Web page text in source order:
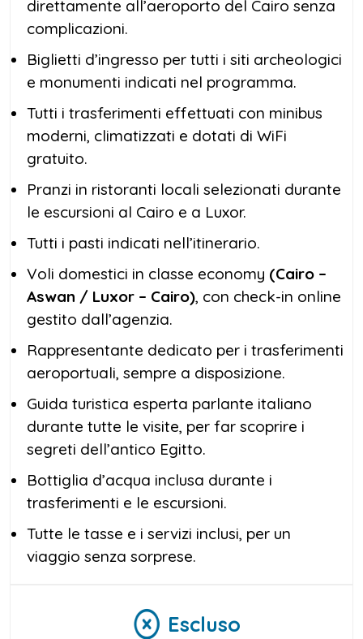
direttamente all’aeroporto del Cairo senza
complicazioni.
Biglietti d’ingresso per tutti i siti archeologici
e monumenti indicati nel programma.
Tutti i trasferimenti effettuati con minibus
moderni, climatizzati e dotati di WiFi
gratuito.
Pranzi in ristoranti locali selezionati durante
le escursioni al Cairo e a Luxor.
Tutti i pasti indicati nell’itinerario.
Voli domestici in classe economy (Cairo –
Aswan / Luxor – Cairo), con check-in online
gestito dall’agenzia.
Rappresentante dedicato per i trasferimenti
aeroportuali, sempre a disposizione.
Guida turistica esperta parlante italiano
durante tutte le visite, per far scoprire i
segreti dell’antico Egitto.
Bottiglia d’acqua inclusa durante i
trasferimenti e le escursioni.
Tutte le tasse e i servizi inclusi, per un
viaggio senza sorprese.
Escluso